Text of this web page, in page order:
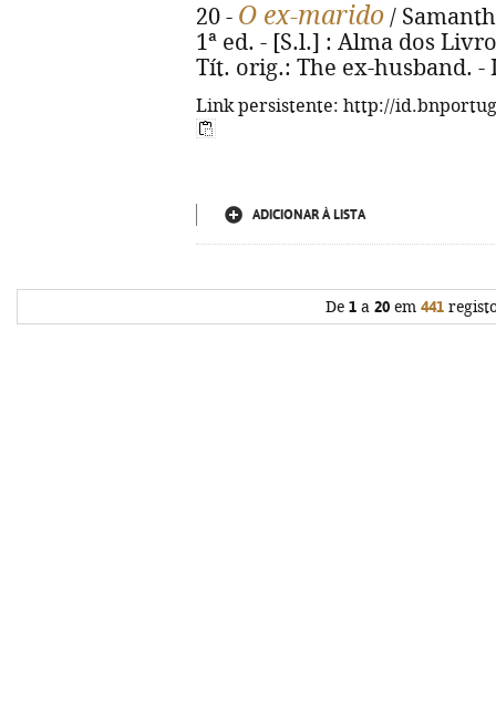
20 - O ex-marido /
1ª ed. - [S.l.] : Alma dos
Tít. orig.: The ex-husband. -
Link persistente: http://
ADICIONAR À LISTA
De 1 a 20 em 441